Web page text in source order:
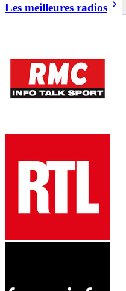
Les meilleures radios